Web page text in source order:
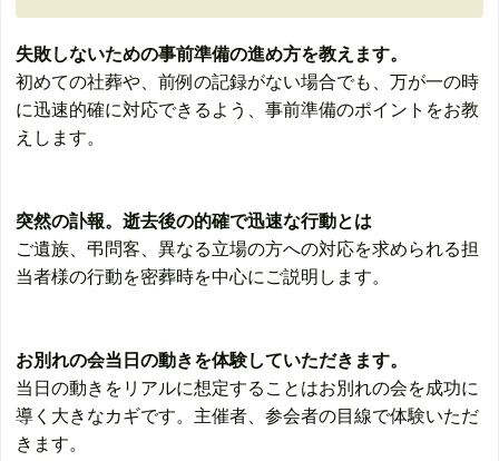
失敗しないための事前準備の進め方を教えます。
初めての社葬や、前例の記録がない場合でも、万が一の時
に迅速的確に対応できるよう、事前準備のポイントをお教
えします。
突然の訃報。逝去後の的確で迅速な行動とは
ご遺族、弔問客、異なる立場の方への対応を求められる担
当者様の行動を密葬時を中心にご説明します。
お別れの会当日の動きを体験していただきます。
当日の動きをリアルに想定することはお別れの会を成功に
導く大きなカギです。主催者、参会者の目線で体験いただ
きます。